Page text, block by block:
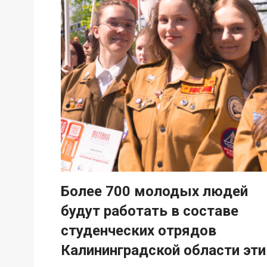
Более 700 молодых людей
будут работать в составе
студенческих отрядов
Калининградской области